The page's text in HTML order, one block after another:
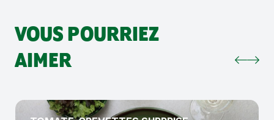
VOUS POURRIEZ
AIMER